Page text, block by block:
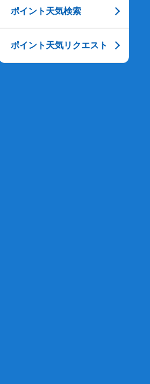
ポイント天気検索
ポイント天気リクエスト